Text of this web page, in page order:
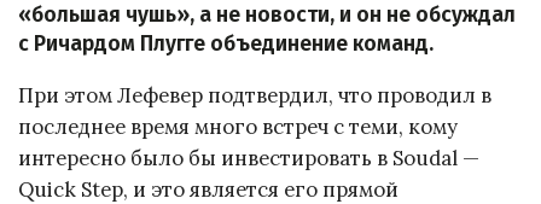
«большая чушь», а не новости, и он не обсуждал
с Ричардом Плугге объединение команд.
При этом Лефевер подтвердил, что проводил в
последнее время много встреч с теми, кому
интересно было бы инвестировать в Soudal —
Quick Step, и это является его прямой